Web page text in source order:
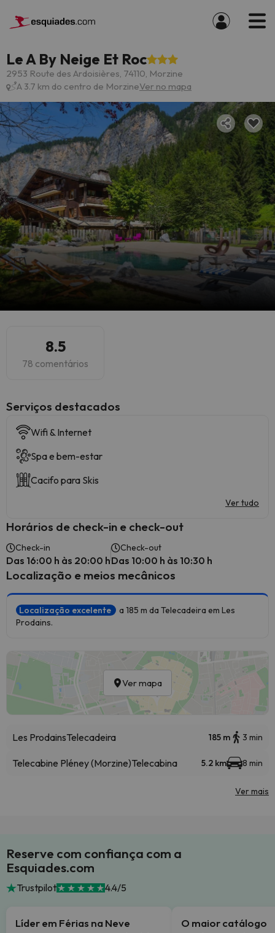
Le A By Neige Et Roc
2953 Route des Ardoisières, 74110, Morzine
A 3.7 km do centro de MorzineVer no mapa
8.5
78 comentários
Serviços destacados
Wifi & Internet
Spa e bem-estar
Cacifo para Skis
Ver tudo
Horários de check-in e check-out
Check-in
Das 16:00 h às 20:00 h
Check-out
Das 10:00 h às 10:30 h
Localização e meios mecânicos
Localização excelente
a 185 m da Telecadeira em Les
Prodains.
Ver mapa
Les ProdainsTelecadeira 185 m 3 min
Telecabine Pléney (Morzine)Telecabina 5.2 km 8 min
Ver mais
Reserve com confiança com a
Esquiades.com
Trustpilot 4.4/5
Líder em Férias na Neve O maior catálogo